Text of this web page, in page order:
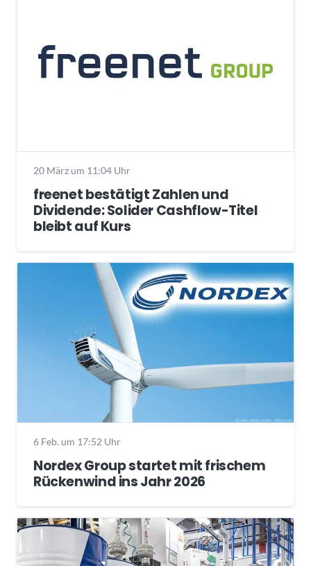
20 März um 11:04 Uhr
freenet bestätigt Zahlen und
Dividende: Solider Cashflow-Titel
bleibt auf Kurs
6 Feb. um 17:52 Uhr
Nordex Group startet mit frischem
Rückenwind ins Jahr 2026